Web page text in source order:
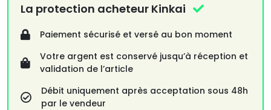
La protection acheteur Kinkai
Paiement sécurisé et versé au bon moment
Votre argent est conservé jusqu’à réception et
validation de l’article
Débit uniquement après acceptation sous 48h
par le vendeur